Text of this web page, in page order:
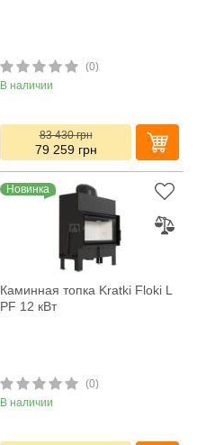
(0)
В наличии
83 430грн
79 259 грн
Новинка
Каминная топка Kratki Floki L
PF 12 кВт
(0)
В наличии